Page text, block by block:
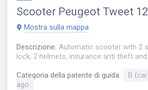
Scooter Peugeot Tweet
Mostra sulla mappa
Descrizione: Automatic scooter with 2
lock, 2 helmets, insurance anti theft and
Categoria della patente di guida:
B
ago